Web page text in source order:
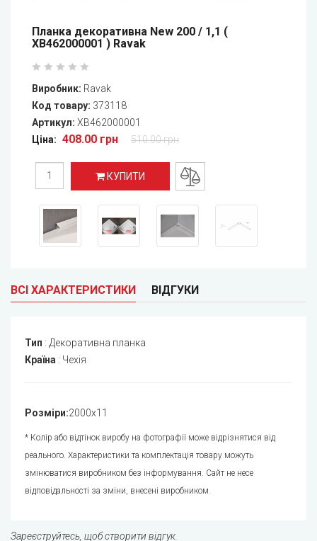
Планка декоративна New 200 / 1,1 (
XB462000001 ) Ravak
Виробник: Ravak
Код товару: 373118
Артикул: XB462000001
Ціна: 408.00 грн 510.00 грн
КУПИТИ
ВСІ ХАРАКТЕРИСТИКИ ВІДГУКИ
Тип : Декоративна планка
Країна : Чехія
Розміри:2000х11
* Колір або відтінок виробу на фотографії може відрізнятися від
реального. Характеристики та комплектація товару можуть
змінюватися виробником без інформування. Сайт не несе
відповідальності за зміни, внесені виробником.
Зареєструйтесь, щоб створити відгук.